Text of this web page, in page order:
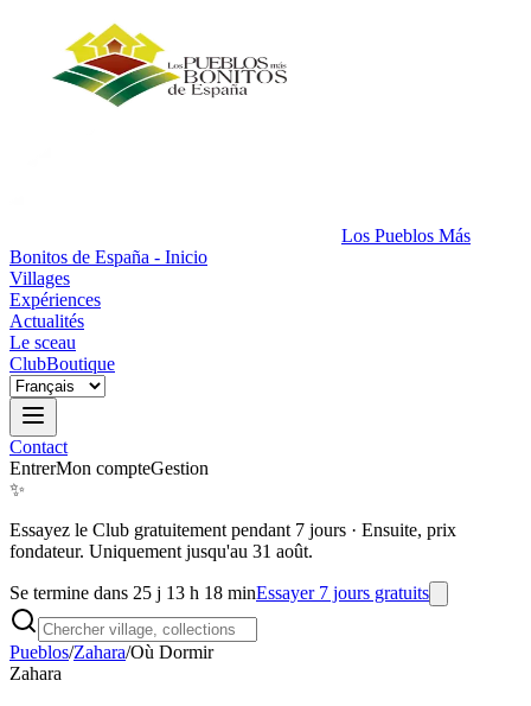
Los Pueblos Más
Bonitos de España - Inicio
Villages
Expériences
Actualités
Le sceau
ClubBoutique
Contact
EntrerMon compteGestion
✨
Essayez le Club gratuitement pendant 7 jours · Ensuite, prix
fondateur. Uniquement jusqu'au 31 août.
Se termine dans 25 j 13 h 18 minEssayer 7 jours gratuits
Pueblos/Zahara/Où Dormir
Zahara